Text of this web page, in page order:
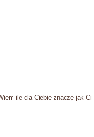
ile dla Ciebie znaczę jak Ci